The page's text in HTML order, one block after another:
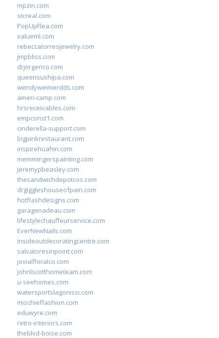
mpzin.com
stcreal.com
PopUpFlea.com
valueml.com
rebeccatorresjewelry.com
jmpbliss.com
drjorgerico.com
queensushipa.com
wendyweimerdds.com
ameri-camp.com
hrsreceivables.com
empconst1.com
cinderella-support.com
bigpinkrestaurant.com
inspirehuahin.com
memmingerspainting.com
jeremypbeasley.com
thesandwichdepotcos.com
drgiggleshouseofpain.com
hotflashdesigns.com
garagenadeau.com
lifestylechauffeurservice.com
EverNewNails.com
insideoutdecoratingcentre.com
salvatoresinpoint.com
jovialfloralco.com
johnlscotthometeam.com
u-seehomes.com
watersportslagonissi.com
mischieffashion.com
eduwyre.com
retro-interiors.com
theblvd-boise.com